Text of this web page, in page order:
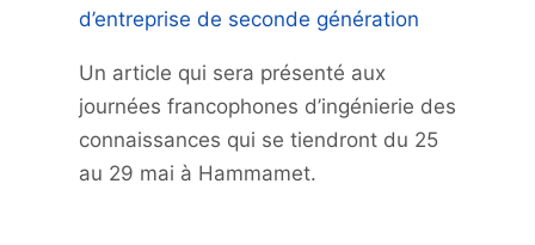
d’entreprise de seconde génération
Un article qui sera présenté aux
journées francophones d’ingénierie des
connaissances qui se tiendront du 25
au 29 mai à Hammamet.